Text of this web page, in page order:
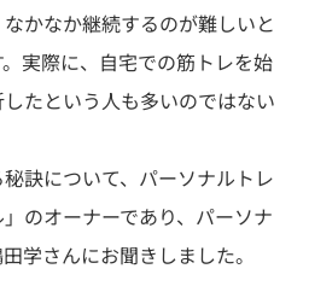
かなか継続するのが難しいと
実際に、自宅での筋トレを始
たという人も多いのではない
訣について、パーソナルトレ
のオーナーであり、パーソナ
学さんにお聞きしました。